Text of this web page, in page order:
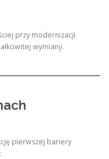
przy modernizacji
wymiany.
pierwszej bariery